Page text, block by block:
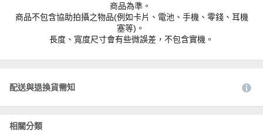
商品為準。
商品不包含協助拍攝之物品(例如卡片、電池、手機、零錢、耳機
塞等)。
長度、寬度尺寸會有些微誤差，不包含實機。
配送與退換貨需知
相關分類